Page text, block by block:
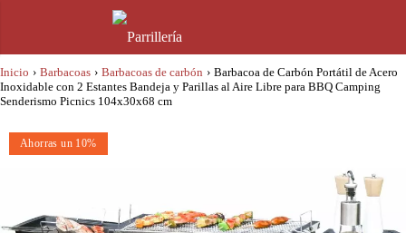
Inicio › Barbacoas › Barbacoas de carbón › Barbacoa de Carbón Portátil de Acero
Inoxidable con 2 Estantes Bandeja y Parillas al Aire Libre para BBQ Camping
Senderismo Picnics 104x30x68 cm
Ahorras un 10%